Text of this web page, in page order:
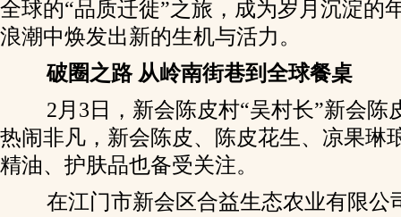
全球的“品质迁徙”之旅，成为岁月沉淀的
浪潮中焕发出新的生机与活力。
破圈之路 从岭南街巷到全球餐桌
2月3日，新会陈皮村“吴村长”新会陈
热闹非凡，新会陈皮、陈皮花生、凉果琳
精油、护肤品也备受关注。
在江门市新会区合益生态农业有限公